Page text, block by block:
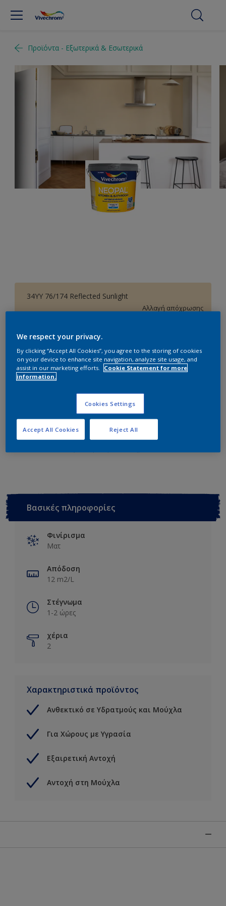
Προϊόντα - Εξωτερικά & Εσωτερικά
34YY 76/174 Reflected Sunlight
Αλλαγή απόχρωσης
Συσκευασία
1L 3L 10L
Ποσότητα
Υπολογισμός
Προσθήκη στο Workspace
Βασικές πληροφορίες
Φινίρισμα
Ματ
Απόδοση
12 m2/L
Στέγνωμα
1-2 ώρες
χέρια
2
Χαρακτηριστικά προϊόντος
Ανθεκτικό σε Υδρατμούς και Μούχλα
Για Χώρους με Υγρασία
Εξαιρετική Αντοχή
Αντοχή στη Μούχλα
We respect your privacy.
By clicking “Accept All Cookies”, you agree to the storing of cookies
on your device to enhance site navigation, analyze site usage, and
assist in our marketing efforts.
Cookie Statement for more
information.
Cookies Settings
Reject All
Accept All Cookies